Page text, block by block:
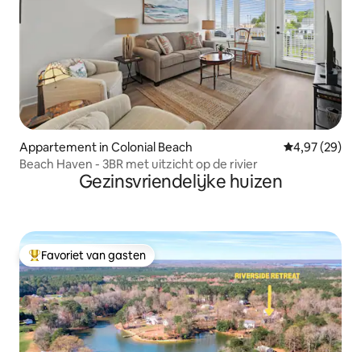
Appartement in Colonial Beach Gemiddelde
4,97 (29)
Beach Haven - 3BR met uitzicht op de rivier
Gezinsvriendelijke huizen
Topfavoriet van gasten
Favoriet van gasten